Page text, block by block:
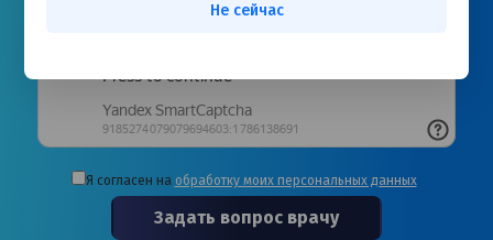
Я согласен на обработку моих персональных данных
Не сейчас